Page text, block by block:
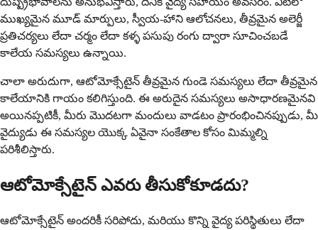
ముఖ్యమైన మూడ్ మార్పులు, స్వీయ-హాని ఆలోచనలు, తీవ్రమైన అలెర్జీ
ప్రతిచర్యలు లేదా చర్మం లేదా కళ్ళ పసుపు రంగు ద్వారా సూచించబడే
కాలేయ సమస్యలు ఉన్నాయి.
చాలా అరుదుగా, ఆటోమోక్సేటైన్ తీవ్రమైన గుండె సమస్యలు లేదా తీవ్రమైన
కాలేయానికి గాయం కలిగిస్తుంది. ఈ అరుదైన సమస్యలు అసాధారణమైనవి
అయినప్పటికీ, మీరు మొదటగా మందులు వాడటం ప్రారంభించినప్పుడు, మీ
వైద్యుడు ఈ సమస్యల యొక్క ఏవైనా సంకేతాల కోసం మిమ్మల్ని
పరిశీలిస్తారు.
ఆటోమోక్సేటైన్ ఎవరు తీసుకోకూడదు?
ఆటోమోక్సేటైన్ అందరికీ సరిపోదు, మరియు కొన్ని వైద్య పరిస్థితులు లేదా